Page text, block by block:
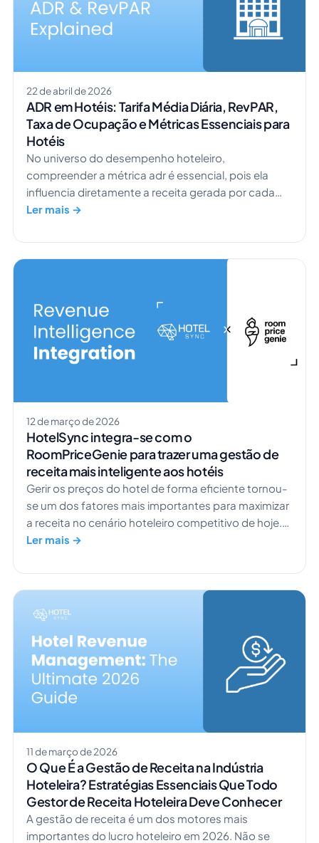
22 de abril de 2026
ADR em Hotéis: Tarifa Média Diária, RevPAR,
Taxa de Ocupação e Métricas Essenciais para
Hotéis
No universo do desempenho hoteleiro,
compreender a métrica adr é essencial, pois ela
influencia diretamente a receita gerada por cada
estadia. O adr de um hotel não funciona
métricas hoteleiras importantes, como a taxa de
ocupação e o RevPAR, ajudando os gestores de
Ler mais →
12 de março de 2026
HotelSync integra-se com o
RoomPriceGenie para trazer uma gestão de
receita mais inteligente aos hotéis
Gerir os preços do hotel de forma eficiente tornou-
se um dos fatores mais importantes para maximizar
a receita no cenário hoteleiro competitivo de hoje.
Para ajudar os hotéis a automatizar as decisões de
parceria com o RoomPriceGenie, um sistema líder
de gestão de receita automatizada, desenvolvido
especificamente para hotéis independentes. Esta
integração permite […]
Ler mais →
11 de março de 2026
O Que É a Gestão de Receita na Indústria
Hoteleira? Estratégias Essenciais Que Todo
Gestor de Receita Hoteleira Deve Conhecer
A gestão de receita é um dos motores mais
importantes do lucro hoteleiro em 2026. Não se